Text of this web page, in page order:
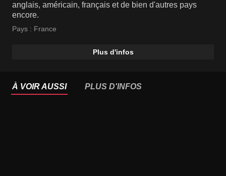
anglais, américain, français et de bien d'autres pays
encore.
Pays : France
Plus d'infos
À VOIR AUSSI PLUS D'INFOS